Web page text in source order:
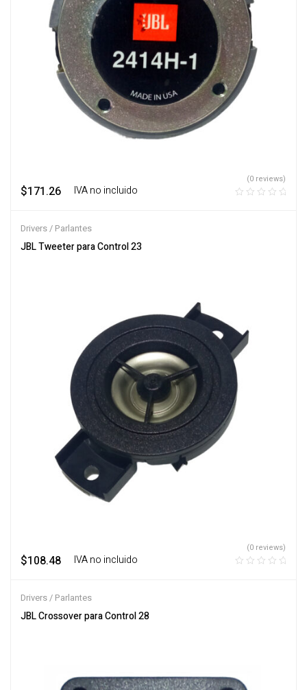
$171.26 ‎ ‎ ‎ IVA no incluido
(0 reviews)
Drivers / Parlantes
JBL Tweeter para Control 23
$108.48 ‎ ‎ ‎ IVA no incluido
(0 reviews)
Drivers / Parlantes
JBL Crossover para Control 28